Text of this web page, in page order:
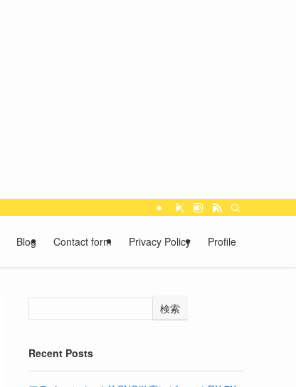
Blog Contact form Privacy Policy Profile
検索
Recent Posts